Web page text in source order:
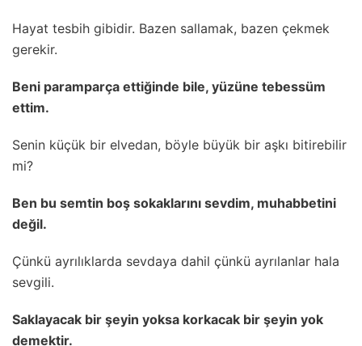
Hayat tesbih gibidir. Bazen sallamak, bazen çekmek
gerekir.
Beni paramparça ettiğinde bile, yüzüne tebessüm
ettim.
Senin küçük bir elvedan, böyle büyük bir aşkı bitirebilir
mi?
Ben bu semtin boş sokaklarını sevdim, muhabbetini
değil.
Çünkü ayrılıklarda sevdaya dahil çünkü ayrılanlar hala
sevgili.
Saklayacak bir şeyin yoksa korkacak bir şeyin yok
demektir.